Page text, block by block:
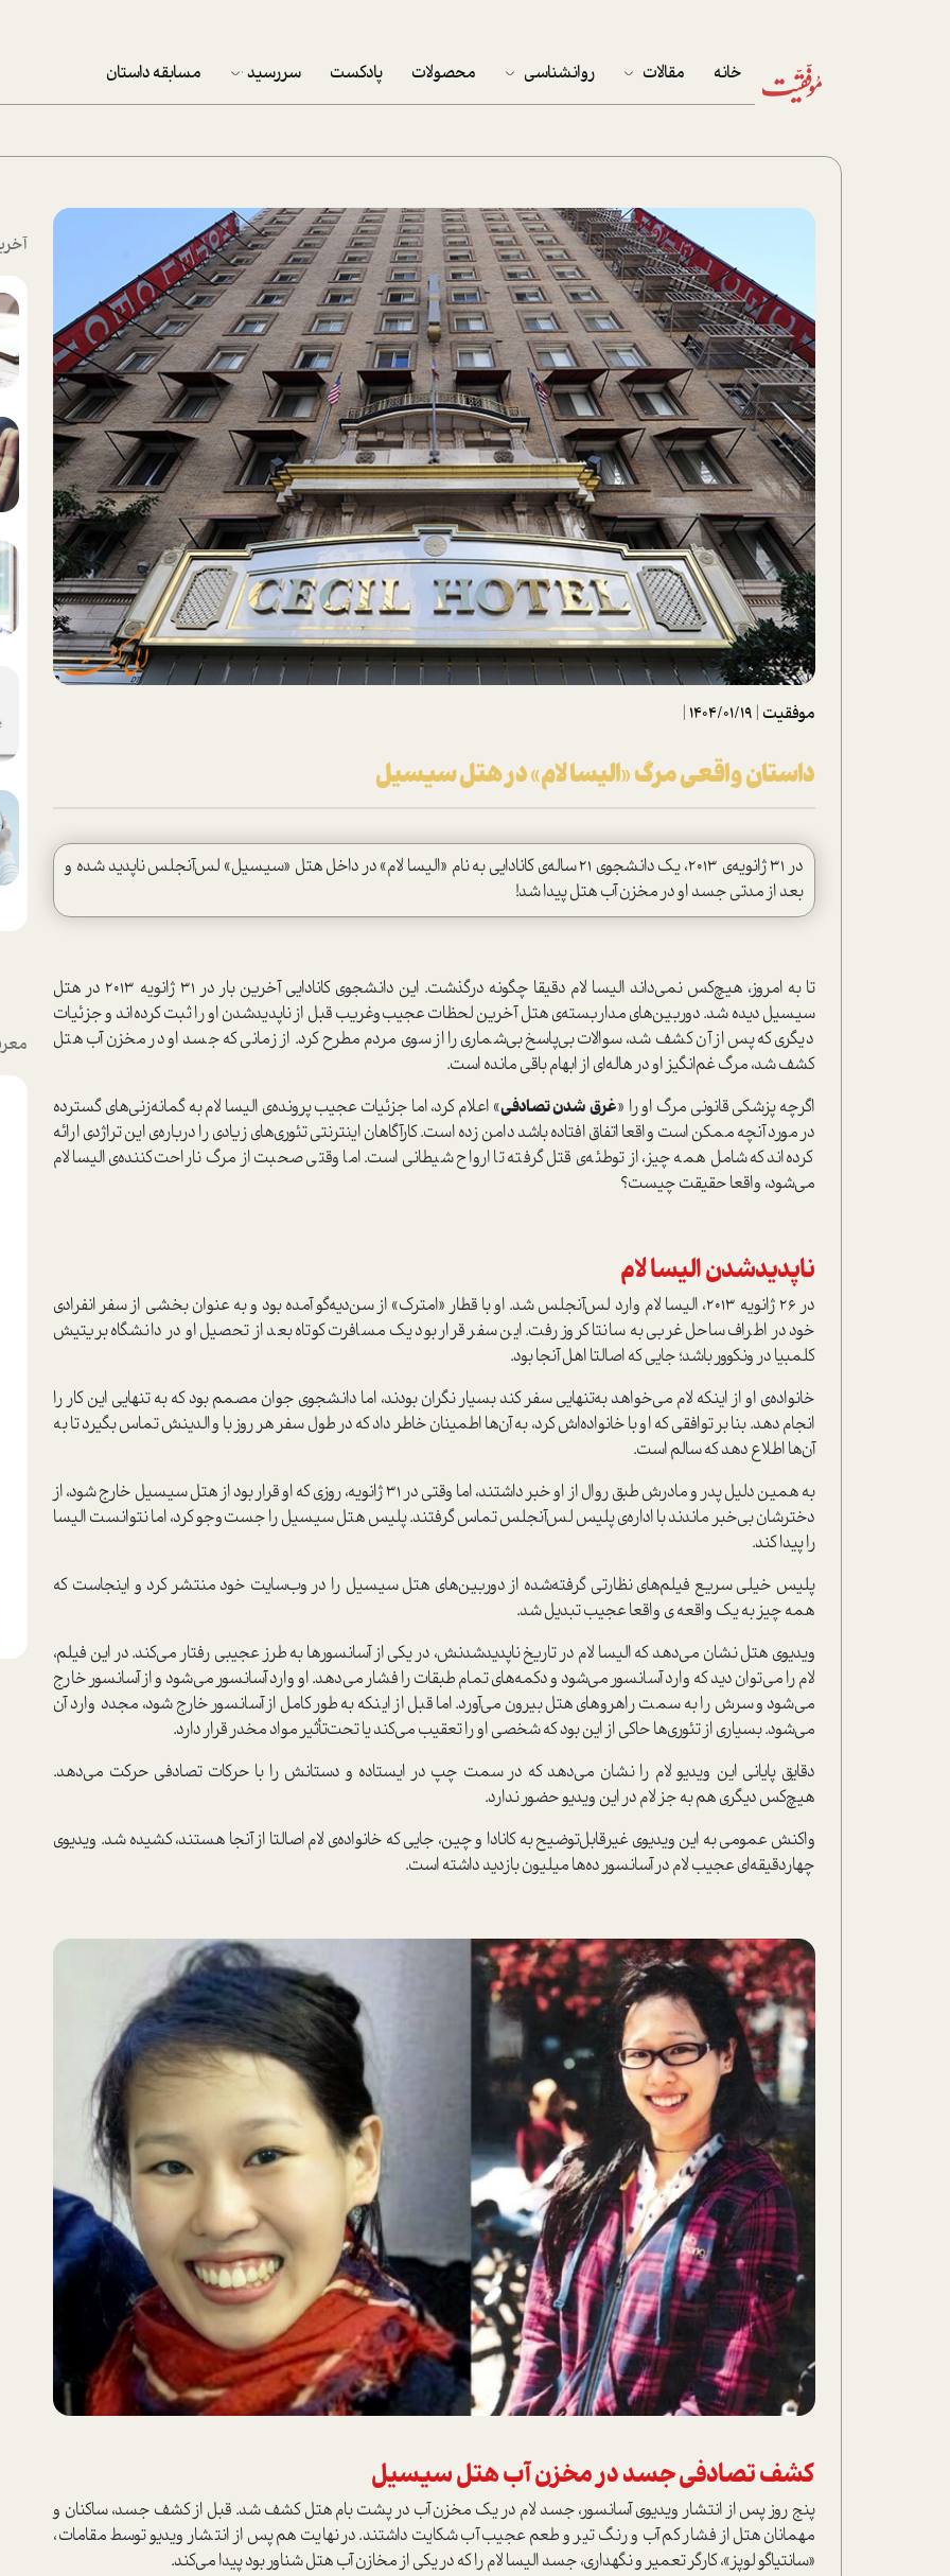
خانه مقالات
پرونده ویژه
زندگی
نوجوان
کار
پلاس
تحلیل فیلم
شیوانا
داستان
روانشناسی محصولات پادکست سررسید
پکيج نوروزي موفقيت
تقویم رومیزی
تقویم دیواری
مسابقه داستان
موفقیت |
1404/01/19
|
داستان واقعی مرگ «الیسا لام» در هتل سیسیل
در 31 ژانویه‌ی 2013، یک دانشجوی 21 ساله‌ی کانادایی به نام «الیسا لام» در داخل هتل «سیسیل» لس‌آنجلس ناپدید شده و
بعد از مدتی جسد او در مخزن آب هتل پیدا شد!
تا به امروز، هیچ‌کس نمی‌داند الیسا لام دقیقا چگونه درگذشت. این دانشجوی کانادایی آخرین بار در 31 ژانویه 2013 در هتل
سیسیل دیده شد. دوربین‌های مداربسته‌ی هتل آخرین لحظات عجیب‌و‌غریب قبل از ناپدید‌شدن او را ثبت کرده‌اند و جزئیات
دیگری که پس از آن کشف شد، سوالات بی‌پاسخ بی‌شماری را از سوی مردم مطرح کرد. از زمانی که جسد او در مخزن آب هتل
کشف شد، مرگ غم‌انگیز او در هاله‌ای از ابهام باقی مانده است.
اگرچه پزشکی قانونی مرگ او را «غرق شدن تصادفی» اعلام کرد، اما جزئیات عجیب پرونده‌ی الیسا لام به گمانه‌زنی‌های گسترده
در مورد آنچه ممکن است واقعا اتفاق افتاده باشد دامن زده است. کارآگاهان اینترنتی تئوری‌های زیادی را درباره‌ی این تراژدی ارائه
کرده‌اند که شامل همه چیز، از توطئه‌ی قتل گرفته تا ارواح شیطانی است. اما وقتی صحبت از مرگ ناراحت‌کننده‌ی الیسا لام
می‌شود، واقعا حقیقت چیست؟
ناپدید‌شدن الیسا لام
در 26 ژانویه 2013، الیسا لام وارد لس‌آنجلس شد. او با قطار «امترک» از سن‌دیه‌گو آمده بود و به عنوان بخشی از سفر انفرادی
خود در اطراف ساحل غربی به سانتا کروز رفت. این سفر قرار بود یک مسافرت کوتاه بعد از تحصیل او در دانشگاه بریتیش
کلمبیا در ونکوور باشد؛ جایی که اصالتا اهل آنجا بود.
خانواده‌ی او از اینکه لام می‌خواهد به‌تنهایی سفر کند بسیار نگران بودند، اما دانشجوی جوان مصمم بود که به تنهایی این کار را
انجام دهد. بنا بر توافقی که او با خانواده‌اش کرد، به آن‌ها اطمینان خاطر داد که در طول سفر هر روز با والدینش تماس بگیرد تا به
آن‌ها اطلاع دهد که سالم است.
به همین دلیل پدر و مادرش طبق روال از او خبر داشتند، اما وقتی در 31 ژانویه، روزی که او قرار بود از هتل سیسیل خارج شود، از
دخترشان بی‌خبر ماندند با اداره‌ی پلیس لس‌آنجلس تماس گرفتند. پلیس هتل سیسیل را جست‌وجو کرد، اما نتوانست الیسا
را پیدا کند.
پلیس خیلی سریع فیلم‌های نظارتی گرفته‌شده از دوربین‌های هتل سیسیل را در وب‌سایت خود منتشر کرد و اینجاست که
همه چیز به یک واقعه ی واقعا عجیب تبدیل شد.
ویدیوی هتل نشان می‌دهد که الیسا لام در تاریخ ناپدید‌شدنش، در یکی از آسانسورها به طرز عجیبی رفتار می‌کند. در این فیلم،
لام را می‌توان دید که وارد آسانسور می‌شود و دکمه‌های تمام طبقات را فشار می‌دهد. او وارد آسانسور می‌شود و از آسانسور خارج
می‌شود و سرش را به سمت راهروهای هتل بیرون می‌آورد. اما قبل از اینکه به طور کامل از آسانسور خارج شود، مجدد وارد آن
می‌شود. بسیاری از تئوری‌ها حاکی از این بود که شخصی او را تعقیب می‌کند یا تحت‌تأثیر مواد مخدر قرار دارد.
دقایق پایانی این ویدیو لام را نشان می‌دهد که در سمت چپ در ایستاده و دستانش را با حرکات تصادفی حرکت می‌دهد.
هیچ‌کس دیگری هم به جز لام در این ویدیو حضور ندارد.
واکنش عمومی به این ویدیوی غیرقابل‌توضیح به کانادا و چین، جایی که خانواده‌ی لام اصالتا از آنجا هستند، کشیده شد. ویدیوی
چهار‌دقیقه‌ای عجیب لام در آسانسور ده‌ها میلیون بازدید داشته است.
کشف تصادفی جسد در مخزن آب هتل سیسیل
پنج روز پس از انتشار ویدیوی آسانسور، جسد لام در یک مخزن آب در پشت بام هتل کشف شد. قبل از کشف جسد، ساکنان و
مهمانان هتل از فشار کم آب و رنگ تیر و طعم عجیب آب شکایت داشتند. در نهایت هم پس از انتشار ویدیو توسط مقامات،
«سانتیاگو لوپز»، کارگر تعمیر و نگهداری، جسد الیسا لام را که در یکی از مخازن آب هتل شناور بود پیدا می‌کند.